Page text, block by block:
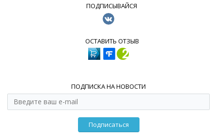
ПОДПИСЫВАЙСЯ
ОСТАВИТЬ ОТЗЫВ
ПОДПИСКА НА НОВОСТИ
Подписаться